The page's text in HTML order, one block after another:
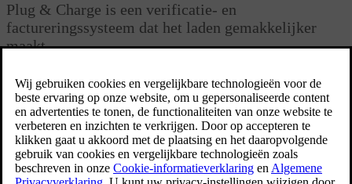
Plug & Charge is een verificatie- en
factureringssysteem dat het laden gemakkelijker
maakt.
Plug & Charge wordt mogelijk gemaakt door ISO 15118, de
internationale norm voor het opladen van elektrische auto's.
Wanneer je Plug & Charge gebruikt, hoef je geen andere pasjes,
apps of handmatige verificatiestappen te gebruiken. Je sluit de
laadkabel gewoon aan op de auto, die automatisch je auto herkent
en verifieert, zodat het laden kan beginnen.